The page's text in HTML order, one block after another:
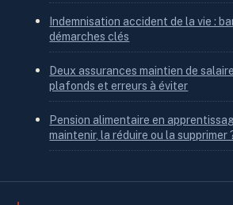
Indemnisation accident de la vie :
démarches clés
Deux assurances maintien de
plafonds et erreurs à éviter
Pension alimentaire en
maintenir, la réduire ou la supprimer